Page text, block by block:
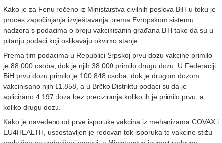
Kako je za Fenu rečeno iz Ministarstva civilnih poslova BiH u toku je
proces započinjanja izvještavanja prema Evropskom sistemu
nadzora s podacima o broju vakcinisanih građana BiH tako da su u
pitanju podaci koji oslikavaju okvirno stanje.
Prema tim podacima u Republici Srpskoj prvu dozu vakcine primilo
je 88.000 osoba, dok je njih 38.000 primilo drugu dozu. U Federaciji
BiH prvu dozu primilo je 100.848 osoba, dok je drugom dozom
vakcinisano njih 11.858, a u Brčko Distriktu podaci su da je
aplicirano 4.197 doza bez preciziranja koliko ih je primilo prvu, a
koliko drugu dozu.
Kako je navedeno od prve isporuke vakcina iz mehanizama COVAX i
EU4HEALTH, uspostavljen je redovan tok isporuka te vakcine stižu